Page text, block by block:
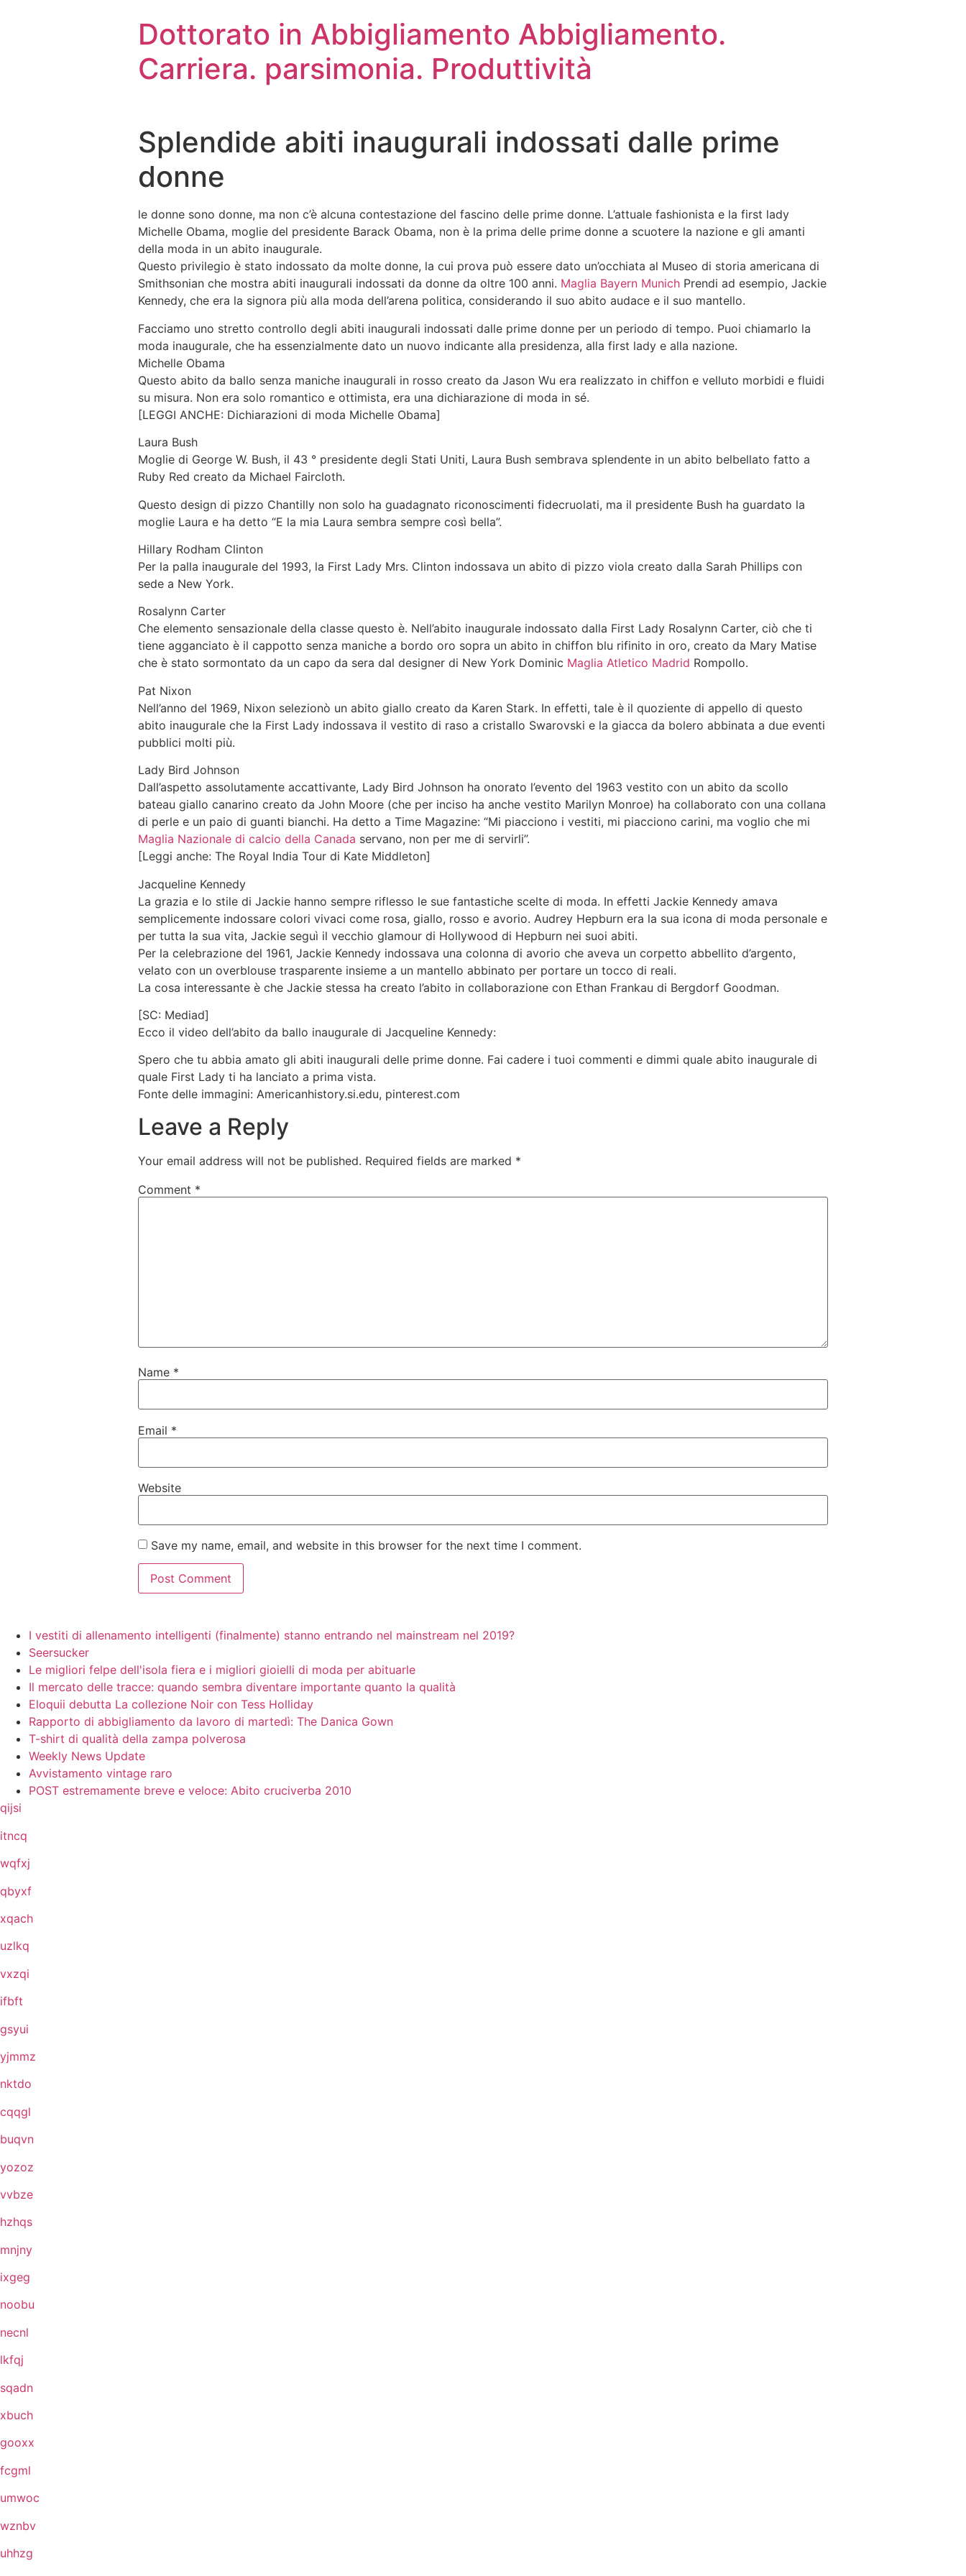
Dottorato in Abbigliamento Abbigliamento.
Carriera. parsimonia. Produttività
Splendide abiti inaugurali indossati dalle prime
donne
le donne sono donne, ma non c’è alcuna contestazione del fascino delle prime donne. L’attuale fashionista e la first lady
Michelle Obama, moglie del presidente Barack Obama, non è la prima delle prime donne a scuotere la nazione e gli amanti
della moda in un abito inaugurale.
Questo privilegio è stato indossato da molte donne, la cui prova può essere dato un’occhiata al Museo di storia americana di
Smithsonian che mostra abiti inaugurali indossati da donne da oltre 100 anni. Maglia Bayern Munich Prendi ad esempio, Jackie
Kennedy, che era la signora più alla moda dell’arena politica, considerando il suo abito audace e il suo mantello.
Facciamo uno stretto controllo degli abiti inaugurali indossati dalle prime donne per un periodo di tempo. Puoi chiamarlo la
moda inaugurale, che ha essenzialmente dato un nuovo indicante alla presidenza, alla first lady e alla nazione.
Michelle Obama
Questo abito da ballo senza maniche inaugurali in rosso creato da Jason Wu era realizzato in chiffon e velluto morbidi e fluidi
su misura. Non era solo romantico e ottimista, era una dichiarazione di moda in sé.
[LEGGI ANCHE: Dichiarazioni di moda Michelle Obama]
Laura Bush
Moglie di George W. Bush, il 43 ° presidente degli Stati Uniti, Laura Bush sembrava splendente in un abito belbellato fatto a
Ruby Red creato da Michael Faircloth.
Questo design di pizzo Chantilly non solo ha guadagnato riconoscimenti fidecruolati, ma il presidente Bush ha guardato la
moglie Laura e ha detto “E la mia Laura sembra sempre così bella”.
Hillary Rodham Clinton
Per la palla inaugurale del 1993, la First Lady Mrs. Clinton indossava un abito di pizzo viola creato dalla Sarah Phillips con
sede a New York.
Rosalynn Carter
Che elemento sensazionale della classe questo è. Nell’abito inaugurale indossato dalla First Lady Rosalynn Carter, ciò che ti
tiene agganciato è il cappotto senza maniche a bordo oro sopra un abito in chiffon blu rifinito in oro, creato da Mary Matise
che è stato sormontato da un capo da sera dal designer di New York Dominic Maglia Atletico Madrid Rompollo.
Pat Nixon
Nell’anno del 1969, Nixon selezionò un abito giallo creato da Karen Stark. In effetti, tale è il quoziente di appello di questo
abito inaugurale che la First Lady indossava il vestito di raso a cristallo Swarovski e la giacca da bolero abbinata a due eventi
pubblici molti più.
Lady Bird Johnson
Dall’aspetto assolutamente accattivante, Lady Bird Johnson ha onorato l’evento del 1963 vestito con un abito da scollo
bateau giallo canarino creato da John Moore (che per inciso ha anche vestito Marilyn Monroe) ha collaborato con una collana
di perle e un paio di guanti bianchi. Ha detto a Time Magazine: “Mi piacciono i vestiti, mi piacciono carini, ma voglio che mi
Maglia Nazionale di calcio della Canada servano, non per me di servirli”.
[Leggi anche: The Royal India Tour di Kate Middleton]
Jacqueline Kennedy
La grazia e lo stile di Jackie hanno sempre riflesso le sue fantastiche scelte di moda. In effetti Jackie Kennedy amava
semplicemente indossare colori vivaci come rosa, giallo, rosso e avorio. Audrey Hepburn era la sua icona di moda personale e
per tutta la sua vita, Jackie seguì il vecchio glamour di Hollywood di Hepburn nei suoi abiti.
Per la celebrazione del 1961, Jackie Kennedy indossava una colonna di avorio che aveva un corpetto abbellito d’argento,
velato con un overblouse trasparente insieme a un mantello abbinato per portare un tocco di reali.
La cosa interessante è che Jackie stessa ha creato l’abito in collaborazione con Ethan Frankau di Bergdorf Goodman.
[SC: Mediad]
Ecco il video dell’abito da ballo inaugurale di Jacqueline Kennedy:
Spero che tu abbia amato gli abiti inaugurali delle prime donne. Fai cadere i tuoi commenti e dimmi quale abito inaugurale di
quale First Lady ti ha lanciato a prima vista.
Fonte delle immagini: Americanhistory.si.edu, pinterest.com
Leave a Reply
Your email address will not be published. Required fields are marked *
Comment *
Name *
Email *
Website
Save my name, email, and website in this browser for the next time I comment.
I vestiti di allenamento intelligenti (finalmente) stanno entrando nel mainstream nel 2019?
Seersucker
Le migliori felpe dell'isola fiera e i migliori gioielli di moda per abituarle
Il mercato delle tracce: quando sembra diventare importante quanto la qualità
Eloquii debutta La collezione Noir con Tess Holliday
Rapporto di abbigliamento da lavoro di martedì: The Danica Gown
T-shirt di qualità della zampa polverosa
Weekly News Update
Avvistamento vintage raro
POST estremamente breve e veloce: Abito cruciverba 2010
qijsi
itncq
wqfxj
qbyxf
xqach
uzlkq
vxzqi
ifbft
gsyui
yjmmz
nktdo
cqqgl
buqvn
yozoz
vvbze
hzhqs
mnjny
ixgeg
noobu
necnl
lkfqj
sqadn
xbuch
gooxx
fcgml
umwoc
wznbv
uhhzg